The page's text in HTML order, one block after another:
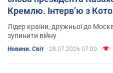
Кремлю. Інтерв’ю з
Лідер країни, дружньої до
зупинити війну
Новини. Світ 28.07.2026 07:00